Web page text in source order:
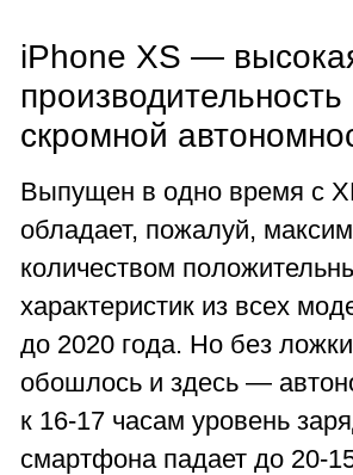
iPhone XS —
производительность
скромной
Выпущен в одно время с
обладает, пожалуй,
количеством
характеристик из всех
до 2020 года. Но без
обошлось и здесь —
к 16-17 часам уровень
смартфона падает до 20-